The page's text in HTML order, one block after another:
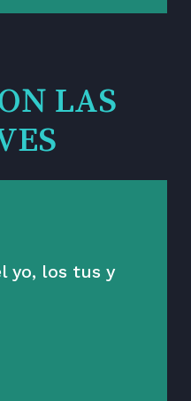
LAS
yo, los tus y